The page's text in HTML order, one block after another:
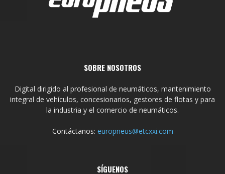
SOBRE NOSOTROS
Digital dirigido al profesional de neumáticos, mantenimiento
integral de vehículos, concesionarios, gestores de flotas y para
la industria y el comercio de neumáticos.
Contáctanos: europneus@etcxxi.com
SÍGUENOS